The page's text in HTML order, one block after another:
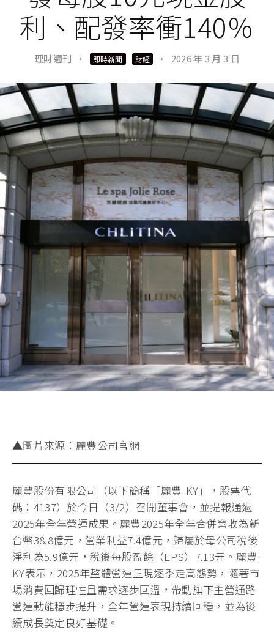
利、配發率衝140％
理財週刊 · 即時新聞 財經 · 2026 年 3 月 3 日
▲圖片來源：麗豐公司官網
麗豐股份有限公司（以下簡稱「麗豐-KY」，股票代
碼：4137）於今日（3/2）召開董事會，並提報通過
2025年全年營運成果。麗豐2025年全年合併營收為新
台幣38.8億元，營業利益7.4億元，歸屬於母公司稅後
淨利為5.9億元，稅後每股盈餘（EPS）7.13元。麗豐-
KY表示，2025年整體營運呈現逐季走高態勢，隨著市
場消費回歸理性且需求逐步回溫，帶動旗下主營通路
營運動能穩步提升，全年營運表現持續回穩，並為後
續成長奠定良好基礎。